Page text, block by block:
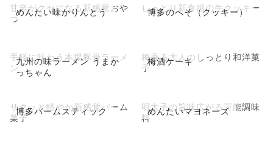
めんたい味かりんとう
甘辛がクセになる新感覚おや
つ
博多のへそ（クッキー）
しっとり新食感の生クッキー
九州の味ラーメン うまか
っちゃん
手軽に味わう本場豚骨ラーメ
ン
梅酒ケーキ
梅香る大人のしっとり和洋菓
子
博多バームスティック
サクッと軽やか新感覚バーム
菓子
めんたいマヨネーズ
明太子の旨味広がる万能調味
料